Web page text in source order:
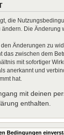
die
Die Änderung
Änderungen zu
das zwischen dem
mit sofortiger
anerkannt und
hat.
mit deinen
enthalten.